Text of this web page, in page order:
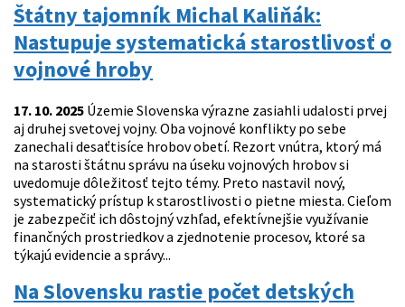
Štátny tajomník Michal Kaliňák:
Nastupuje systematická starostlivosť o
vojnové hroby
17. 10. 2025 Územie Slovenska výrazne zasiahli udalosti prvej
aj druhej svetovej vojny. Oba vojnové konflikty po sebe
zanechali desaťtisíce hrobov obetí. Rezort vnútra, ktorý má
na starosti štátnu správu na úseku vojnových hrobov si
uvedomuje dôležitosť tejto témy. Preto nastavil nový,
systematický prístup k starostlivosti o pietne miesta. Cieľom
je zabezpečiť ich dôstojný vzhľad, efektívnejšie využívanie
finančných prostriedkov a zjednotenie procesov, ktoré sa
týkajú evidencie a správy...
Na Slovensku rastie počet detských